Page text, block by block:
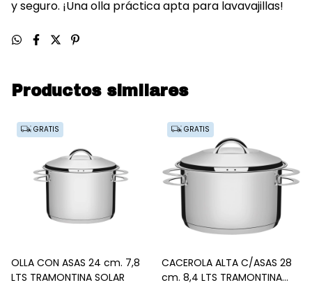
y seguro. ¡Una olla práctica apta para lavavajillas!
Productos similares
GRATIS
OLLA CON ASAS 24 cm. 7,8
LTS TRAMONTINA SOLAR
GRATIS
CACEROLA ALTA C/ASAS 28
cm. 8,4 LTS TRAMONTINA